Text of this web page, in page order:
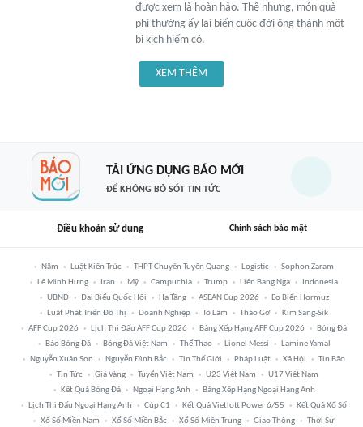
được xem là hoàn hảo. Thế nhưng, món quà
phi thường ấy lại biến cuộc đời ông thành một
bi kịch hiếm có.
XEM THÊM
TẢI ỨNG DỤNG BÁO MỚI
ĐỂ KHÔNG BỎ SÓT TIN TỨC
Điều khoản sử dụng Chính sách bảo mật
Năm Luật Kiến Trúc THPT Chuyên Tuyên Quang Logistic
Sophon Zaram
Lê Minh Hưng
Iran Mỹ Campuchia Trump Liên Bang Nga
Indonesia
UBND
Đại Biểu Quốc Hội Hạ Tầng ASEAN Cup 2026
Eo Biển Hormuz
Luật Phát Triển Đô Thị
Doanh Nghiệp Tô Lâm Tháo Gỡ
Kim Sang-Sik
AFF Cup 2026
Lịch Thi Đấu AFF Cup 2026 Bảng Xếp Hạng AFF Cup 2026
Bóng Đá
Báo Bóng Đá
Bóng Đá Việt Nam Thể Thao Lionel Messi
Lamine Yamal
Nguyễn Xuân Son
Nguyễn Đình Bắc Tin Thế Giới Pháp Luật Xã Hội
Tin Bão
Tin Tức
Giá Vàng Tuyển Việt Nam U23 Việt Nam
U17 Việt Nam
Kết Quả Bóng Đá
Ngoại Hạng Anh
Bảng Xếp Hạng Ngoại Hạng Anh
Lịch Thi Đấu Ngoại Hạng Anh
Cúp C1 Kết Quả Vietlott Power 6/55
Kết Quả Xổ Số
Xổ Số Miền Nam
Xổ Số Miền Bắc Xổ Số Miền Trung Giao Thông Thời Sự